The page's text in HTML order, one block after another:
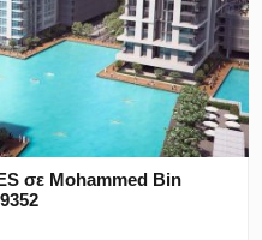
σε Mohammed Bin